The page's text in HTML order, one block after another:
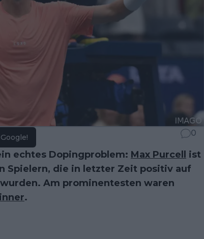
0
echtes Dopingproblem: Max Purcell ist
Spielern, die in letzter Zeit positiv auf
Am prominentesten waren
.